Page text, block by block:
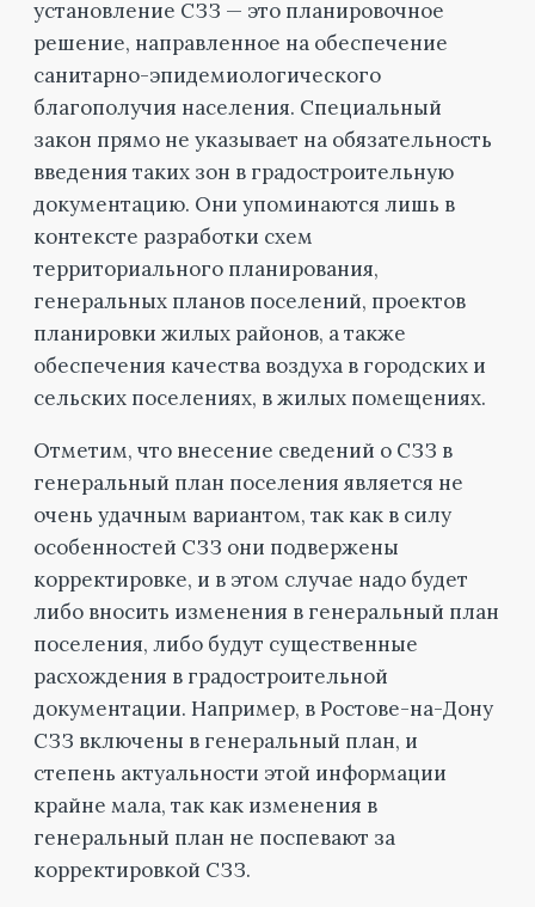
установление СЗЗ — это планировочное
решение, направленное на обеспечение
санитарно-эпидемиологического
благополучия населения. Специальный
закон прямо не указывает на обязательность
введения таких зон в градостроительную
документацию. Они упоминаются лишь в
контексте разработки схем
территориального планирования,
генеральных планов поселений, проектов
планировки жилых районов, а также
обеспечения качества воздуха в городских и
сельских поселениях, в жилых помещениях.
Отметим, что внесение сведений о СЗЗ в
генеральный план поселения является не
очень удачным вариантом, так как в силу
особенностей СЗЗ они подвержены
корректировке, и в этом случае надо будет
либо вносить изменения в генеральный план
поселения, либо будут существенные
расхождения в градостроительной
документации. Например, в Ростове-на-Дону
СЗЗ включены в генеральный план, и
степень актуальности этой информации
крайне мала, так как изменения в
генеральный план не поспевают за
корректировкой СЗЗ.